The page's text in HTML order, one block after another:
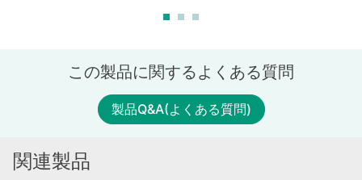
この製品に関するよくある質問
製品Q&A(よくある質問)
関連製品